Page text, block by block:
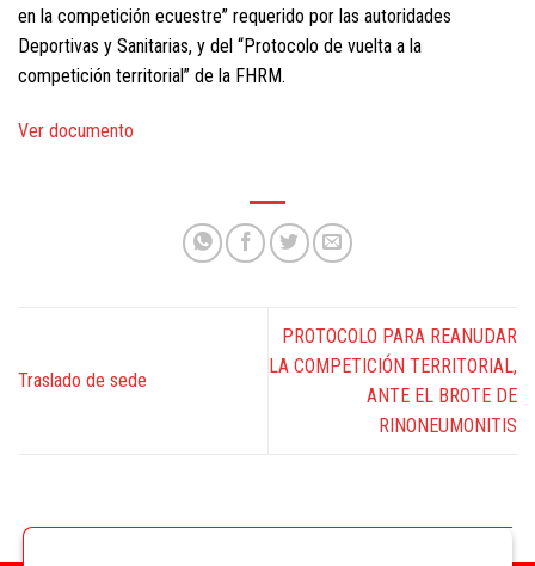
en la competición ecuestre” requerido por las autoridades
Deportivas y Sanitarias, y del “Protocolo de vuelta a la
competición territorial” de la FHRM.
Ver documento
Traslado de sede
PROTOCOLO PARA REANUDAR
LA COMPETICIÓN TERRITORIAL,
ANTE EL BROTE DE
RINONEUMONITIS